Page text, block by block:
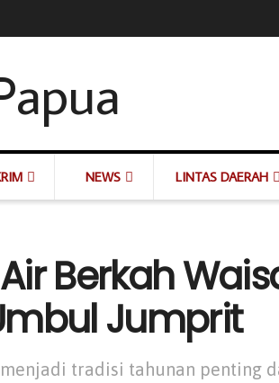
NEWS LINTAS DAERAH
Berkah
Jumprit
tradisi tahunan penting